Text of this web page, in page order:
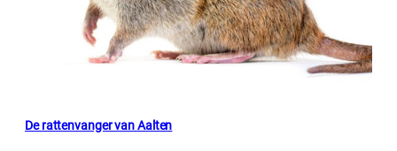
De rattenvanger van Aalten